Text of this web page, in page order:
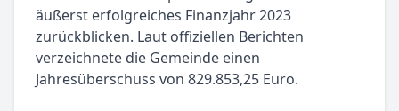
äußerst erfolgreiches Finanzjahr 2023
zurückblicken. Laut offiziellen Berichten
verzeichnete die Gemeinde einen
Jahresüberschuss von 829.853,25 Euro.